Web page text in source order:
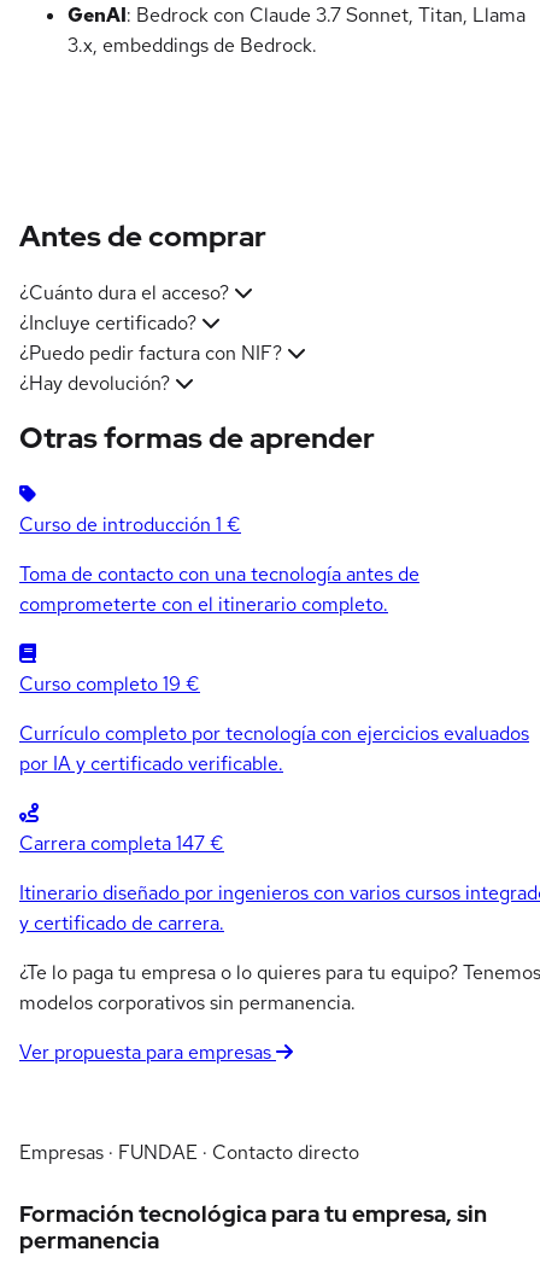
GenAI: Bedrock con Claude 3.7 Sonnet, Titan, Llama
3.x, embeddings de Bedrock.
Antes de comprar
¿Cuánto dura el acceso?
¿Incluye certificado?
¿Puedo pedir factura con NIF?
¿Hay devolución?
Otras formas de aprender
Curso de introducción 1 €
Toma de contacto con una tecnología antes de
comprometerte con el itinerario completo.
Curso completo19 €
Currículo completo por tecnología con ejercicios evaluados
por IA y certificado verificable.
Carrera completa147 €
Itinerario diseñado por ingenieros con varios cursos
y certificado de carrera.
¿Te lo paga tu empresa o lo quieres para tu equipo? Tenemos
modelos corporativos sin permanencia.
Ver propuesta para empresas
Empresas · FUNDAE · Contacto directo
Formación tecnológica para tu empresa, sin
permanencia